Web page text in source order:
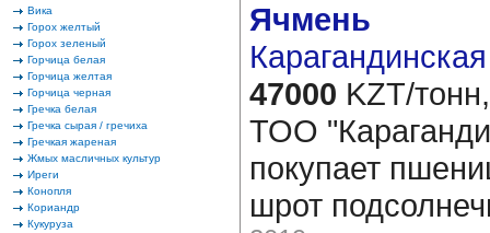
Вика
Горох желтый
Горох зеленый
Горчица белая
Горчица желтая
Горчица черная
Гречка белая
Гречка сырая / гречиха
Гречкая жареная
Жмых масличных культур
Иреги
Конопля
Кориандр
Кукуруза
Ячмень
47000 KZT/тонн,
ТОО
покупает
шрот